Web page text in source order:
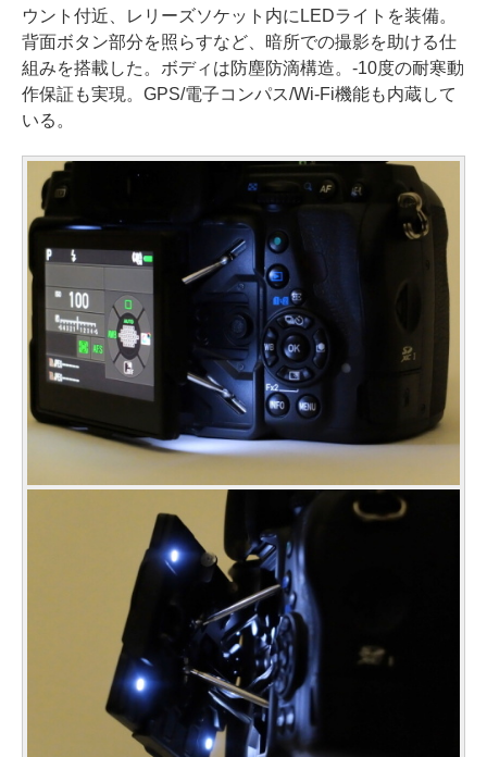
ウント付近、レリーズソケット内にLEDライトを装備。
背面ボタン部分を照らすなど、暗所での撮影を助ける仕
組みを搭載した。ボディは防塵防滴構造。-10度の耐寒動
作保証も実現。GPS/電子コンパス/Wi-Fi機能も内蔵して
いる。